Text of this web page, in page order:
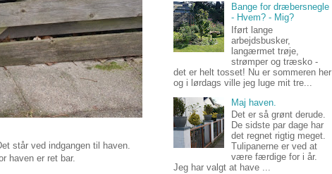
står ved indgangen til haven.
haven er ret bar.
Bange for dræbersnegle
- Hvem? - Mig?
Iført lange
arbejdsbusker,
langærmet trøje,
strømper og træsko -
det er helt tosset! Nu er sommeren her
og i lørdags ville jeg luge mit tre...
Maj haven.
Det er så grønt derude.
De sidste par dage har
det regnet rigtig meget.
Tulipanerne er ved at
være færdige for i år.
Jeg har valgt at have ...